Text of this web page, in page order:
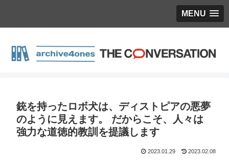
MENU
銃を持ったロボ犬は、ディストピアの悪夢
のように見えます。 だからこそ、人々は
強力な道徳的教訓を提議します
2023.01.29 2023.02.08